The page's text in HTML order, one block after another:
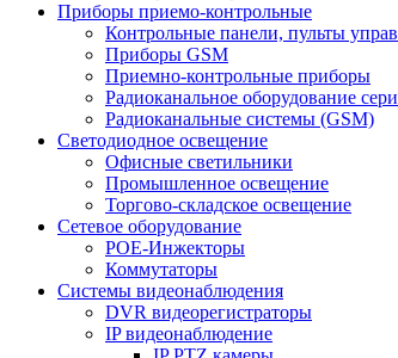
Приборы приемо-контрольные
Контрольные панели, пульты
Приборы GSM
Приемно-контрольные приборы
Радиоканальное оборудование
Радиоканальные системы (GSM)
Светодиодное освещение
Офисные светильники
Промышленное освещение
Торгово-складское освещение
Сетевое оборудование
POE-Инжекторы
Коммутаторы
Системы видеонаблюдения
DVR видеорегистраторы
IP видеонаблюдение